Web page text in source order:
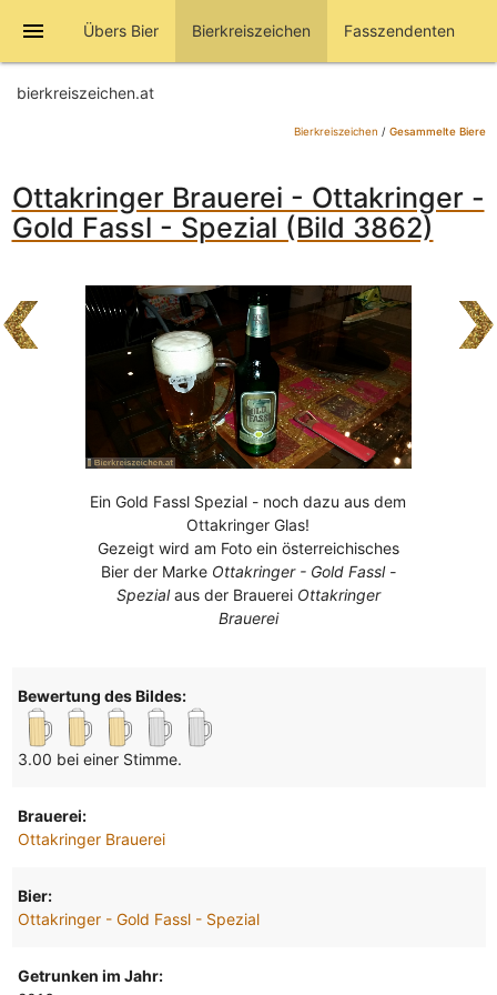
menu Übers Bier Bierkreiszeichen Fasszendenten
bierkreiszeichen.at
Bierkreiszeichen / Gesammelte Biere
Ottakringer Brauerei - Ottakringer -
Gold Fassl - Spezial (Bild 3862)
Ein Gold Fassl Spezial - noch dazu aus dem
Ottakringer Glas!
Gezeigt wird am Foto ein österreichisches
Bier der Marke Ottakringer - Gold Fassl -
Spezialaus der Brauerei Ottakringer
Brauerei
Bewertung des Bildes:
3.00 bei einer Stimme.
Brauerei:
Ottakringer Brauerei
Bier:
Ottakringer - Gold Fassl - Spezial
Getrunken im Jahr: